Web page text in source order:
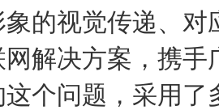
的视觉传递、
解决方案，携
个问题，采用了